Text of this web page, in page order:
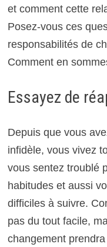
et comment cette
Posez-vous ces
responsabilités de
Comment en
Essayez de
Depuis que vous
infidèle, vous vivez
vous sentez troublé
habitudes et aussi
difficiles à suivre.
pas du tout facile,
changement